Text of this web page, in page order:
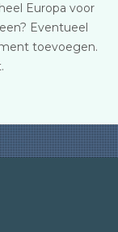
Europa voor
Eventueel
toevoegen.